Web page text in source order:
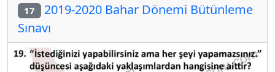
17 2019-2020 Bahar Dönemi Bütünleme
Sınavı